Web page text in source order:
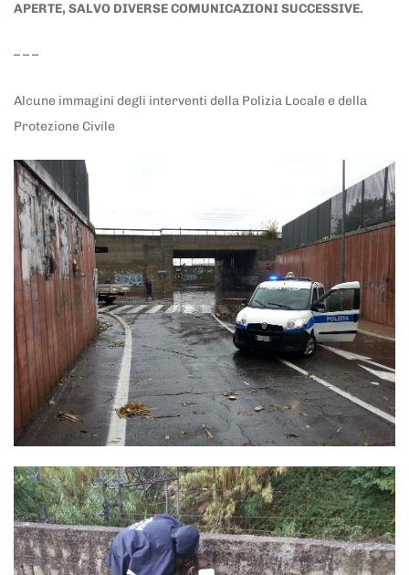
APERTE, SALVO DIVERSE COMUNICAZIONI SUCCESSIVE.
– – –
Alcune immagini degli interventi della Polizia Locale e della
Protezione Civile